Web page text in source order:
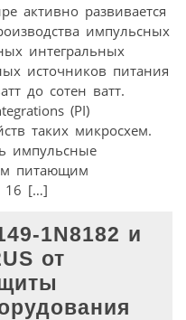
активно развивается
импульсных
интегральных
источников питания
до сотен ватт.
(PI)
таких микросхем.
импульсные
питающим
16 […]
1N8182 и
от